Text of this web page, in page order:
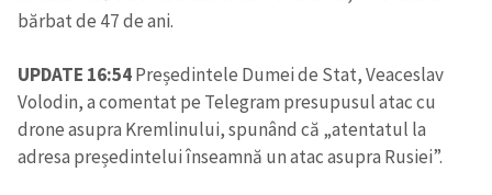
bărbat de 47 de ani.
UPDATE 16:54Președintele Dumei de Stat, Veaceslav
Volodin, a comentat pe Telegram presupusul atac cu
drone asupra Kremlinului, spunând că „atentatul la
adresa președintelui înseamnă un atac asupra Rusiei”.